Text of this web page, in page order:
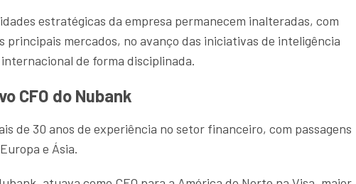
estratégicas da empresa permanecem inalteradas, com
principais mercados, no avanço das iniciativas de inteligência
de forma disciplinada.
CFO do Nubank
de 30 anos de experiência no setor financeiro, com passagens
e Ásia.